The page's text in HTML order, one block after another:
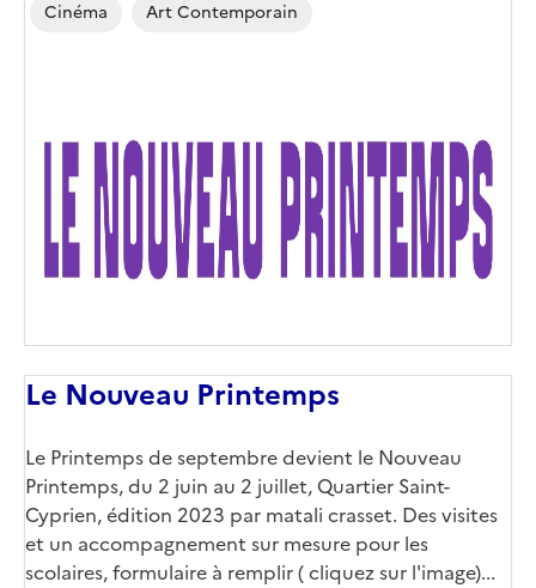
Cinéma
Art Contemporain
couverture
(conseillée)
Le Nouveau Printemps
Corps
Le Printemps de septembre devient le Nouveau
Printemps, du 2 juin au 2 juillet, Quartier Saint-
Cyprien, édition 2023 par matali crasset. Des visites
et un accompagnement sur mesure pour les
scolaires, formulaire à remplir ( cliquez sur l'image)...